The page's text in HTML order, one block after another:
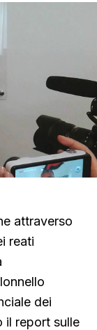
attraverso
reati
dei
il report sulle